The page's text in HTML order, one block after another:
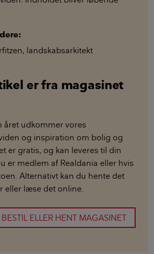
, landskabsarkitekt
er fra magasinet
året udkommer vores
og inspiration om bolig og
er gratis, og kan leveres til din
er medlem af Realdania eller hvis
Alternativt kan du hente det
eller læse det online.
BESTIL ELLER HENT MAGASINET